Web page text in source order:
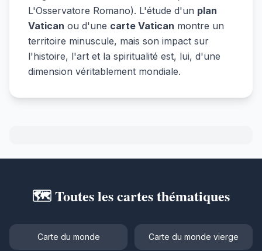
L'Osservatore Romano). L'étude d'un plan
Vatican ou d'une carte Vatican montre un
territoire minuscule, mais son impact sur
l'histoire, l'art et la spiritualité est, lui, d'une
dimension véritablement mondiale.
🗺️ Toutes les cartes thématiques
Carte du monde Carte du monde vierge